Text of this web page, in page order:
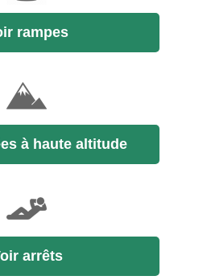
rampes
à haute altitude
arrêts